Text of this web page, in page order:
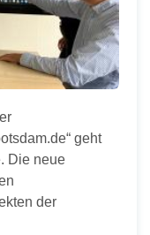
geht
Die neue
der